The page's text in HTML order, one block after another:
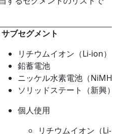
サブセグメント
リチウムイオン（Li-ion）
鉛蓄電池
ニッケル水素電池（NiMH）
ソリッドステート（新興）
個人使用
リチウムイオン（Li-